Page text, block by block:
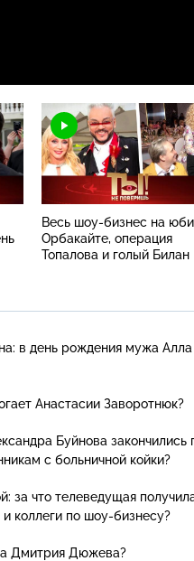
Весь шоу-бизнес на
Орбакайте, операция
Топалова и голый Билан
в день рождения мужа
Анастасии Заворотнюк?
Буйнова закончились
с больничной койки?
за что телеведущая
коллеги по шоу-бизнесу?
Дмитрия Дюжева?